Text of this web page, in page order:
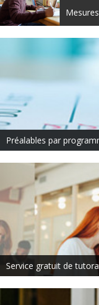
Préalables par
Service gratuit de